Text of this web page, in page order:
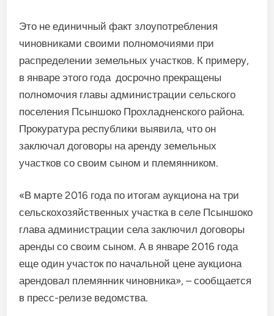
Это не единичный факт злоупотребления
чиновниками своими полномочиями при
распределении земельных участков. К примеру,
в январе этого года досрочно прекращены
полномочия главы администрации сельского
поселения Псыншоко Прохладненского района.
Прокуратура республики выявила, что он
заключал договоры на аренду земельных
участков со своим сыном и племянником.
«В марте 2016 года по итогам аукциона на три
сельскохозяйственных участка в селе Псыншоко
глава администрации села заключил договоры
аренды со своим сыном. А в январе 2016 года
еще один участок по начальной цене аукциона
арендовал племянник чиновника», – сообщается
в пресс-релизе ведомства.